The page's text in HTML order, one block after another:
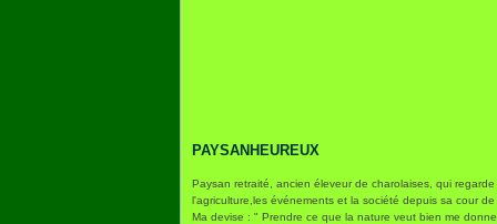
PAYSANHEUREUX
Paysan retraité, ancien éleveur de charolaises, qui regarde
l'agriculture,les événements et la société depuis sa cour de
Ma devise : " Prendre ce que la nature veut bien me